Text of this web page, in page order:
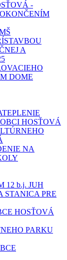
-
A
DOME
HOSŤOVÁ
NA
12 b.j. JUH
STANICA PRE
HOSŤOVÁ
PARKU